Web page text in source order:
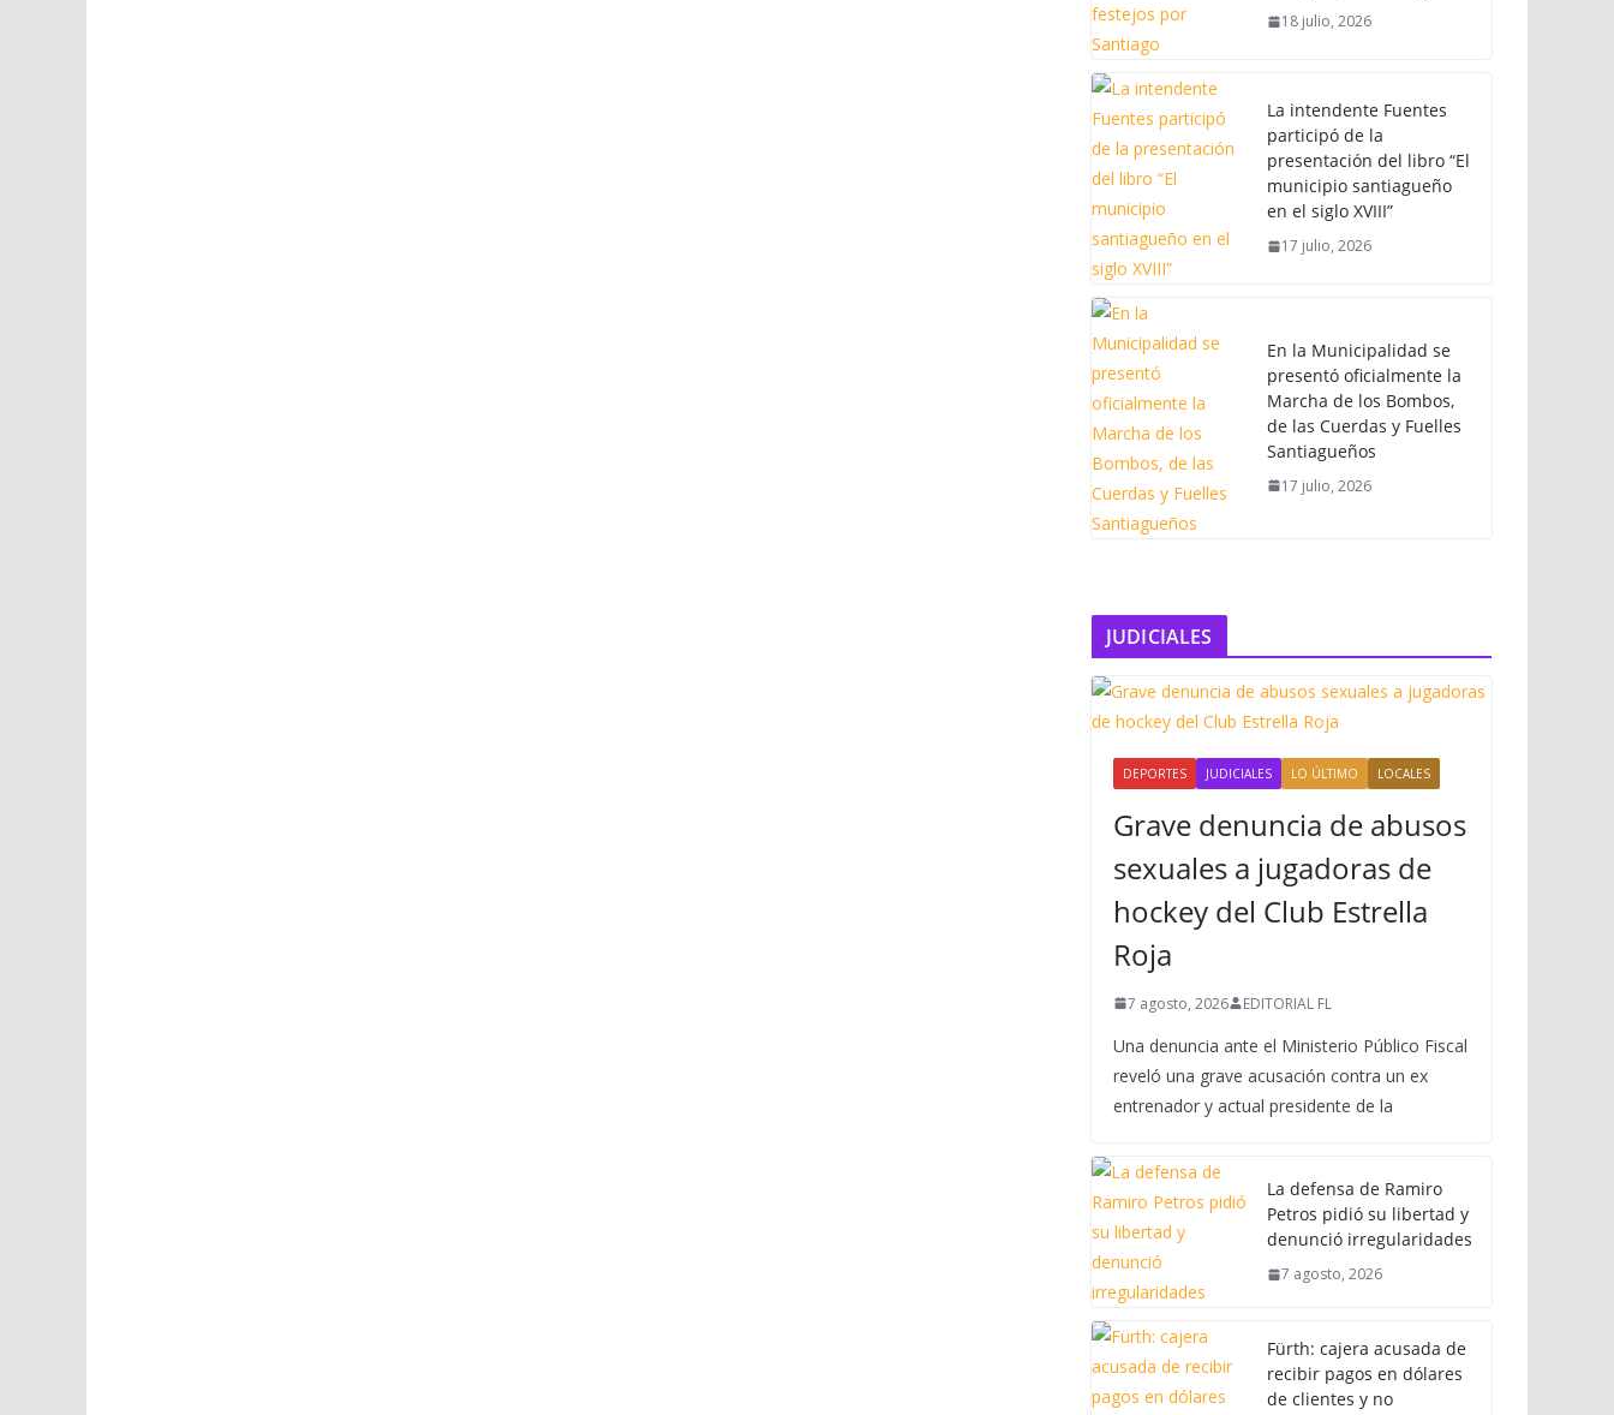
18 julio, 2026
La intendente Fuentes
participó de la
presentación del libro “El
municipio santiagueño
en el siglo XVIII”
17 julio, 2026
En la Municipalidad se
presentó oficialmente la
Marcha de los Bombos,
de las Cuerdas y Fuelles
Santiagueños
17 julio, 2026
JUDICIALES
DEPORTES JUDICIALES LO ÚLTIMO LOCALES
Grave denuncia de abusos
sexuales a jugadoras de
hockey del Club Estrella
Roja
7 agosto, 2026 EDITORIAL FL
Una denuncia ante el Ministerio Público Fiscal
reveló una grave acusación contra un ex
entrenador y actual presidente de la
La defensa de Ramiro
Petros pidió su libertad y
denunció irregularidades
7 agosto, 2026
Fürth: cajera acusada de
recibir pagos en dólares
de clientes y no